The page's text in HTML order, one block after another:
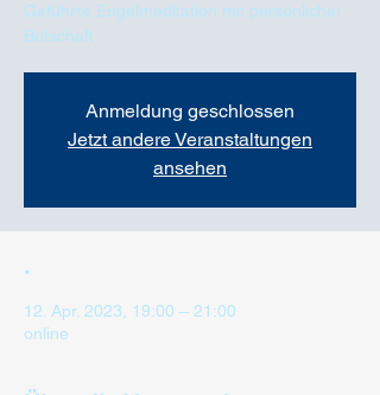
Geführte Engelmeditation mit persönlicher
Botschaft
Anmeldung geschlossen
Jetzt andere Veranstaltungen
ansehen
.
12. Apr. 2023, 19:00 – 21:00
online